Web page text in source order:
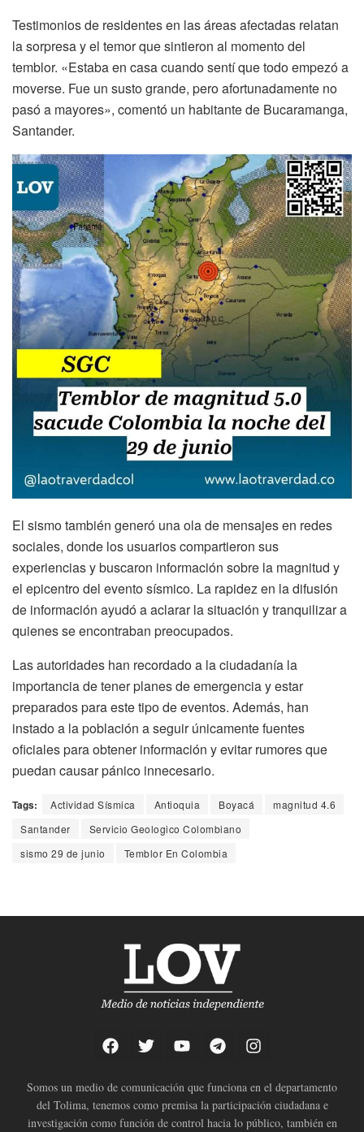
Testimonios de residentes en las áreas afectadas relatan
la sorpresa y el temor que sintieron al momento del
temblor. «Estaba en casa cuando sentí que todo empezó a
moverse. Fue un susto grande, pero afortunadamente no
pasó a mayores», comentó un habitante de Bucaramanga,
Santander.
El sismo también generó una ola de mensajes en redes
sociales, donde los usuarios compartieron sus
experiencias y buscaron información sobre la magnitud y
el epicentro del evento sísmico. La rapidez en la difusión
de información ayudó a aclarar la situación y tranquilizar a
quienes se encontraban preocupados.
Las autoridades han recordado a la ciudadanía la
importancia de tener planes de emergencia y estar
preparados para este tipo de eventos. Además, han
instado a la población a seguir únicamente fuentes
oficiales para obtener información y evitar rumores que
puedan causar pánico innecesario.
Tags: Actividad Sísmica Antioquia Boyacá
magnitud 4.6
Santander
Servicio Geologico Colombiano
sismo 29 de junio
Temblor En Colombia
Somos un medio de comunicación que funciona en el departamento
del Tolima, tenemos como premisa la participación ciudadana e
investigación como función de control hacia lo público, también en